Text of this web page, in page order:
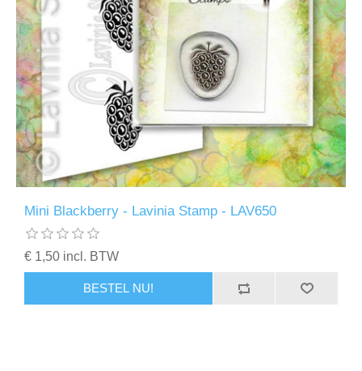
Mini Blackberry - Lavinia Stamp - LAV650
€ 1,50 incl. BTW
BESTEL NU!